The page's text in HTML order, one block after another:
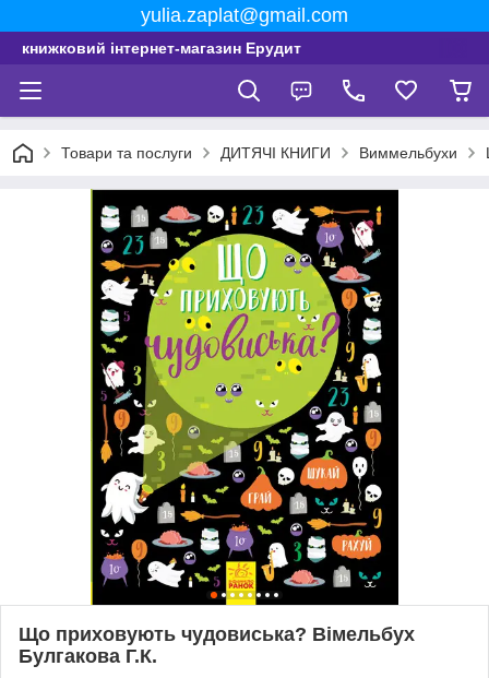
yulia.zaplat@gmail.com
книжковий інтернет-магазин Ерудит
Товари та послуги ДИТЯЧІ КНИГИ Виммельбухи
Що приховують чудовиська? Вімельбух
Булгакова Г.К.